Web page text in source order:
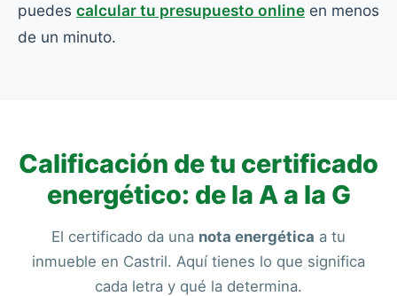
puedes calcular tu presupuesto online en menos
de un minuto.
Calificación de tu certificado
energético: de la A a la G
El certificado da una nota energética a tu
inmueble en Castril. Aquí tienes lo que significa
cada letra y qué la determina.